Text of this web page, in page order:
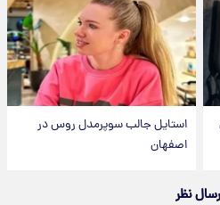
استایل جالب سوپرمدل روس در
اصفهان
نظر